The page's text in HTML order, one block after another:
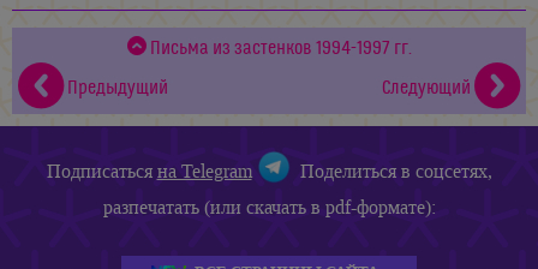
Письма из застенков 1994-1997 гг.
Предыдущий
Следующий
Подписатьсяна Telegram
Поделиться в соцсетях,
разпечатать (или скачать в pdf-формате):